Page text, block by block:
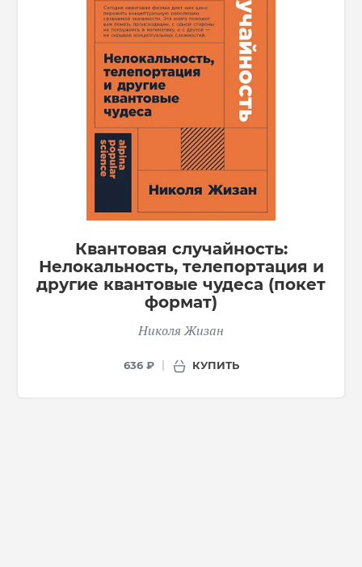
Квантовая случайность:
Нелокальность, телепортация и
другие квантовые чудеса (покет
формат)
Николя Жизан
636 ₽ КУПИТЬ